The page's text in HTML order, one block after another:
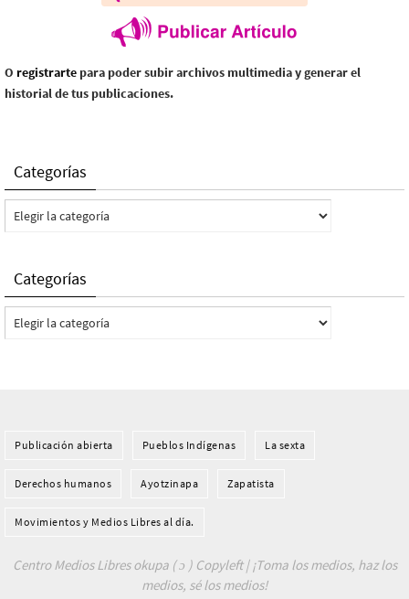
O registrarte para poder subir archivos multimedia y generar el
historial de tus publicaciones.
Categorías
Categorías
Categorías
Categorías
Publicación abierta Pueblos Indí­genas La sexta
Derechos humanos Ayotzinapa Zapatista
Movimientos y Medios Libres al día.
Centro Medios Libres okupa ( ɔ ) Copyleft | ¡Toma los medios, haz los
medios, sé los medios!